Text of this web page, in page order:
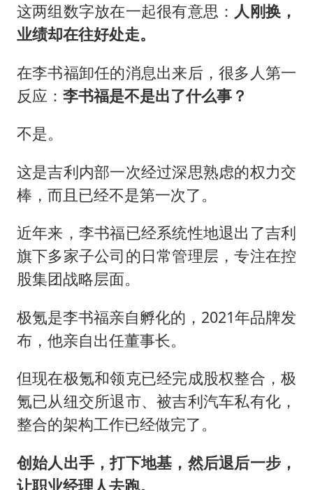
这两组数字放在一起很有意思： 人刚换，
业绩却在往好处走。
在李书福卸任的消息出来后，很多人第一
反应： 李书福是不是出了什么事？
不是。
这是吉利内部一次经过深思熟虑的权力交
棒，而且已经不是第一次了。
近年来，李书福已经系统性地退出了吉利
旗下多家子公司的日常管理层，专注在控
股集团战略层面。
极氪是李书福亲自孵化的，2021年品牌发
布，他亲自出任董事长。
但现在极氪和领克已经完成股权整合，极
氪已从纽交所退市、被吉利汽车私有化，
整合的架构工作已经做完了。
创始人出手，打下地基，然后退后一步，
让职业经理人去跑。